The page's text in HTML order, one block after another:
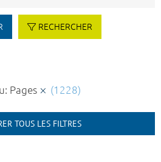
RECHERCHER
Pages (1228)
TOUS LES FILTRES